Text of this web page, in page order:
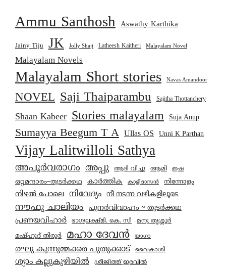
Ammu Santhosh Aswathy Karthika
Jainy Tiju JK Jolly Shaji Latheesh Kaitheri Malayalam Novel
Malayalam Novels
Malayalam Short stories Navas Amandoor
NOVEL Saji Thaiparambu Sajitha Thottanchery
Shaan Kabeer Stories malayalam Suja Anup
Sumayya Beegum T A Ullas OS Unni K Parthan
Vijay Lalitwilloli Sathya
അപൂർവരാഗം അപ്പു ആദി വിച്ചു ആമി ഇഷ
ഒറ്റമന്ദാരം~തുടർക്കഥ കാര്‍ത്തിക കാളിദാസൻ നിന്നോളം
നിഴൽ പോലെ നിവേദ്യം നീ നടന്ന വഴികളിലൂടെ
നൗഫു ചാലിയം പുനർവിവാഹം ~ തുടർക്കഥ
പ്രണയവിഹാർ ഭാഗ്യലക്ഷ്മി. കെ. സി
മനു തൃശ്ശൂർ
മഷ്ഹൂദ് തിരൂർ
മഹാ ദേവൻ യാഗാ
രഘു കുന്നുമ്മക്കര പുതുക്കാട് വൈകാശി
ശ്യാം കല്ലുകുഴിയിൽ ശ്രീജിത്ത് ഇരവിൽ